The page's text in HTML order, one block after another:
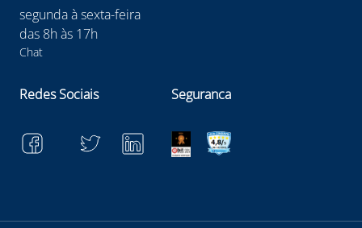
segunda à sexta-feira
das 8h às 17h
Chat
Redes Sociais Seguranca